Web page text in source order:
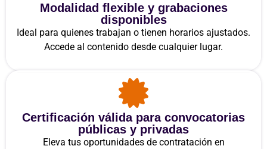
Modalidad flexible y grabaciones
disponibles
Ideal para quienes trabajan o tienen horarios ajustados.
Accede al contenido desde cualquier lugar.
Certificación válida para convocatorias
públicas y privadas
Eleva tus oportunidades de contratación en